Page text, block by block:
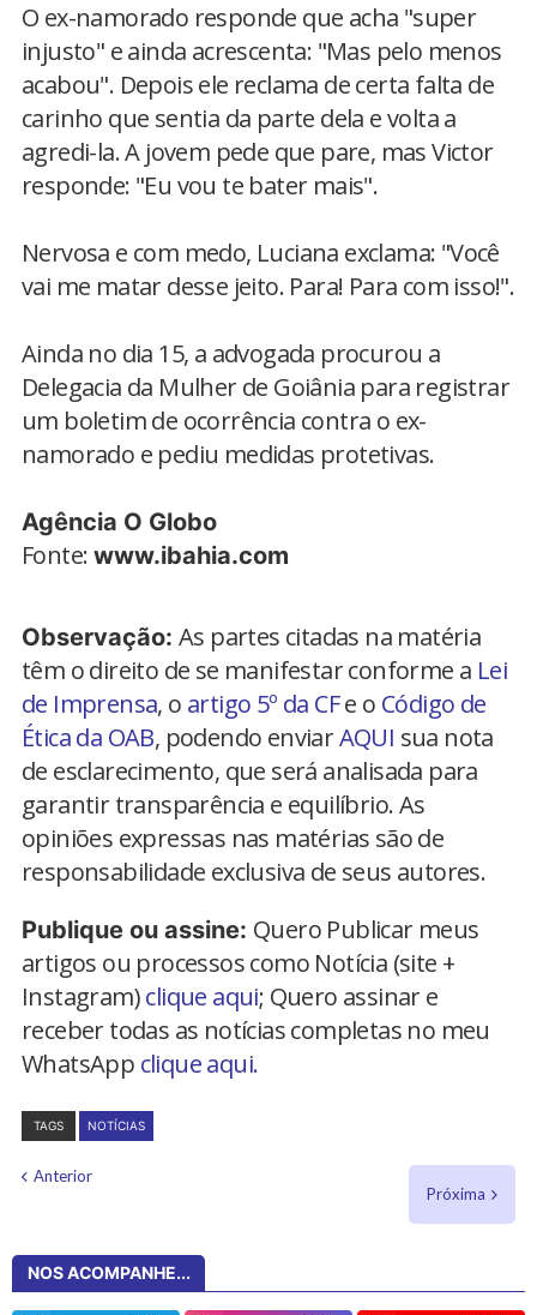
O ex-namorado responde que acha "super
injusto" e ainda acrescenta: "Mas pelo menos
acabou". Depois ele reclama de certa falta de
carinho que sentia da parte dela e volta a
agredi-la. A jovem pede que pare, mas Victor
responde: "Eu vou te bater mais".
Nervosa e com medo, Luciana exclama: "Você
vai me matar desse jeito. Para! Para com isso!".
Ainda no dia 15, a advogada procurou a
Delegacia da Mulher de Goiânia para registrar
um boletim de ocorrência contra o ex-
namorado e pediu medidas protetivas.
Agência O Globo
Fonte: www.ibahia.com
Observação: As partes citadas na matéria
têm o direito de se manifestar conforme a Lei
de Imprensa, o artigo 5º da CFe o Código de
Ética da OAB, podendo enviarAQUI sua nota
de esclarecimento, que será analisada para
garantir transparência e equilíbrio. As
opiniões expressas nas matérias são de
responsabilidade exclusiva de seus autores.
Publique ou assine: Quero Publicar meus
artigos ou processos como Notícia (site +
Instagram)clique aqui; Quero assinar e
receber todas as notícias completas no meu
WhatsApp clique aqui.
TAGS NOTÍCIAS
Anterior
Próxima
NOS ACOMPANHE...